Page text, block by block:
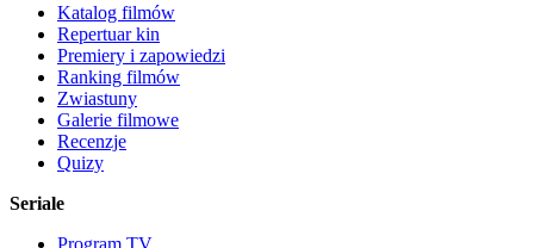
Katalog filmów
Repertuar kin
Premiery i zapowiedzi
Ranking filmów
Zwiastuny
Galerie filmowe
Recenzje
Quizy
Seriale
Program TV